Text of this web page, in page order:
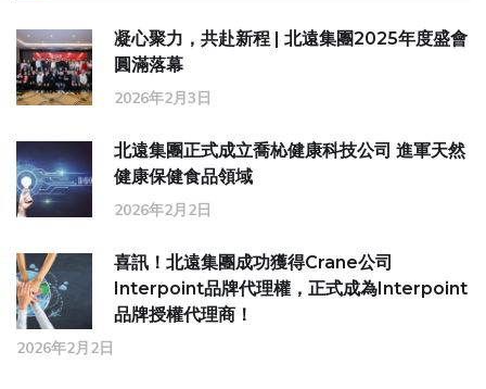
凝心聚力，共赴新程 | 北遠集團2025年度盛會
圓滿落幕
2026年2月3日
北遠集團正式成立喬杺健康科技公司 進軍天然
健康保健食品領域
2026年2月2日
喜訊！北遠集團成功獲得Crane公司
Interpoint品牌代理權，正式成為Interpoint
品牌授權代理商！
2026年2月2日